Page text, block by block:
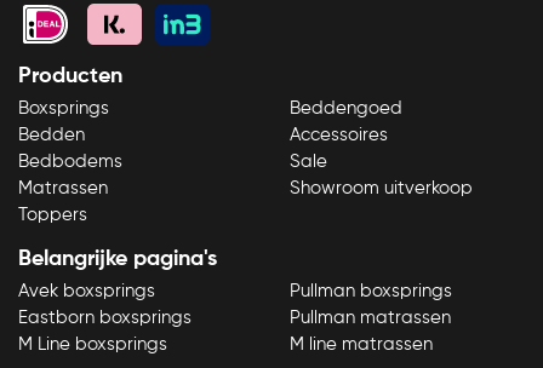
Producten
Boxsprings
Bedden
Bedbodems
Matrassen
Toppers
Beddengoed
Accessoires
Sale
Showroom uitverkoop
Belangrijke pagina's
Avek boxsprings
Eastborn boxsprings
M Line boxsprings
Pullman boxsprings
Pullman matrassen
M line matrassen